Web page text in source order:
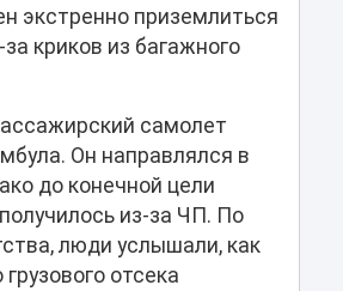
экстренно приземлиться
криков из багажного
самолет
Он направлялся в
до конечной цели
из-за ЧП. По
люди услышали, как
отсека